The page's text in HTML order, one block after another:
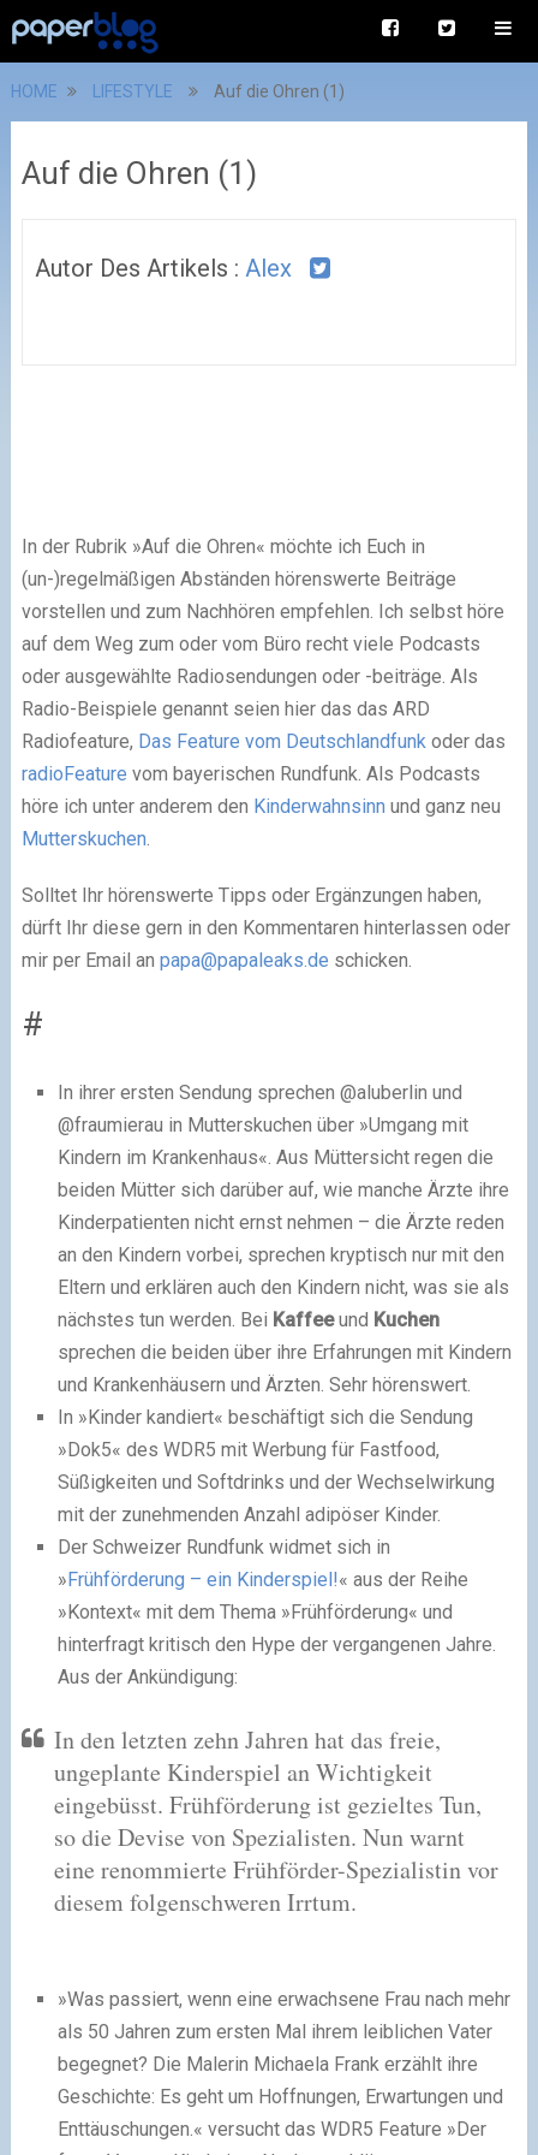
HOME LIFESTYLE Auf die Ohren (1)
Auf die Ohren (1)
Autor Des Artikels : Alex
In der Rubrik »Auf die Ohren« möchte ich Euch in
(un-)regelmäßigen Abständen hörenswerte Beiträge
vorstellen und zum Nachhören empfehlen. Ich selbst höre
auf dem Weg zum oder vom Büro recht viele Podcasts
oder ausgewählte Radiosendungen oder -beiträge. Als
Radio-Beispiele genannt seien hier das das ARD
Radiofeature, Das Feature vom Deutschlandfunkoder das
radioFeature vom bayerischen Rundfunk. Als Podcasts
höre ich unter anderem den Kinderwahnsinn und ganz neu
Mutterskuchen.
Solltet Ihr hörenswerte Tipps oder Ergänzungen haben,
dürft Ihr diese gern in den Kommentaren hinterlassen oder
mir per Email an papa@papaleaks.de schicken.
#
In ihrer ersten Sendung sprechen @aluberlin und
@fraumierau in Mutterskuchen über »Umgang mit
Kindern im Krankenhaus«. Aus Müttersicht regen die
beiden Mütter sich darüber auf, wie manche Ärzte ihre
Kinderpatienten nicht ernst nehmen – die Ärzte reden
an den Kindern vorbei, sprechen kryptisch nur mit den
Eltern und erklären auch den Kindern nicht, was sie als
nächstes tun werden. Bei Kaffeeund Kuchen
sprechen die beiden über ihre Erfahrungen mit Kindern
und Krankenhäusern und Ärzten. Sehr hörenswert.
In »Kinder kandiert« beschäftigt sich die Sendung
»Dok5« des WDR5 mit Werbung für Fastfood,
Süßigkeiten und Softdrinks und der Wechselwirkung
mit der zunehmenden Anzahl adipöser Kinder.
Der Schweizer Rundfunk widmet sich in
»Frühförderung – ein Kinderspiel!« aus der Reihe
»Kontext« mit dem Thema »Frühförderung« und
hinterfragt kritisch den Hype der vergangenen Jahre.
Aus der Ankündigung:
In den letzten zehn Jahren hat das freie,
ungeplante Kinderspiel an Wichtigkeit
eingebüsst. Frühförderung ist gezieltes Tun,
so die Devise von Spezialisten. Nun warnt
eine renommierte Frühförder-Spezialistin vor
diesem folgenschweren Irrtum.
»Was passiert, wenn eine erwachsene Frau nach mehr
als 50 Jahren zum ersten Mal ihrem leiblichen Vater
begegnet? Die Malerin Michaela Frank erzählt ihre
Geschichte: Es geht um Hoffnungen, Erwartungen und
Enttäuschungen.« versucht das WDR5 Feature »Der